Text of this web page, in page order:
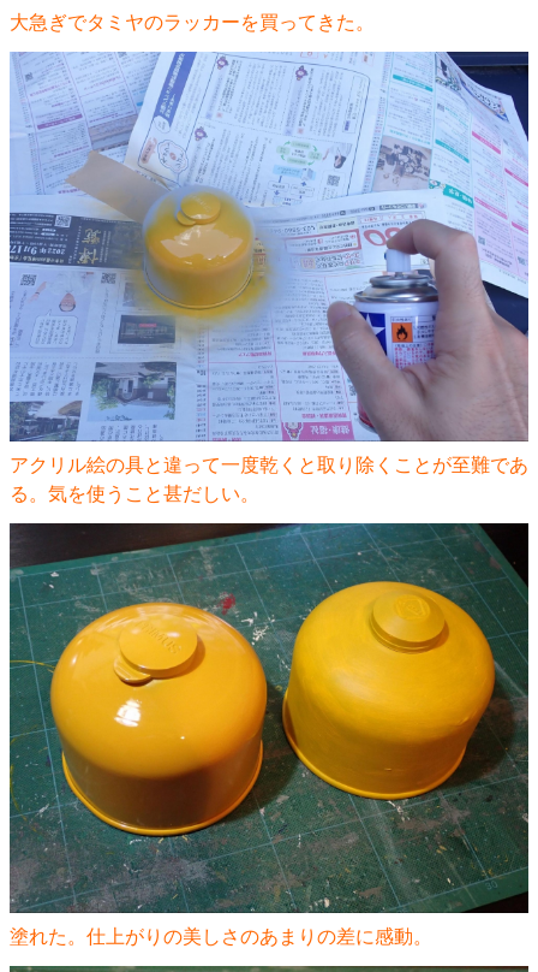
大急ぎでタミヤのラッカーを買ってきた。
アクリル絵の具と違って一度乾くと取り除くことが至難であ
る。気を使うこと甚だしい。
塗れた。仕上がりの美しさのあまりの差に感動。